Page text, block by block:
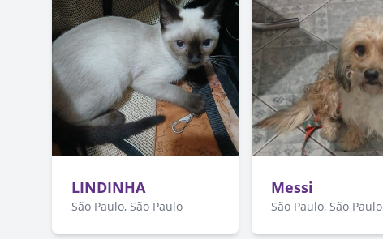
LINDINHA
São Paulo, São Paulo
Messi
São Paulo, São Paulo